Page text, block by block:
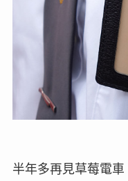
半年多再見草莓電車